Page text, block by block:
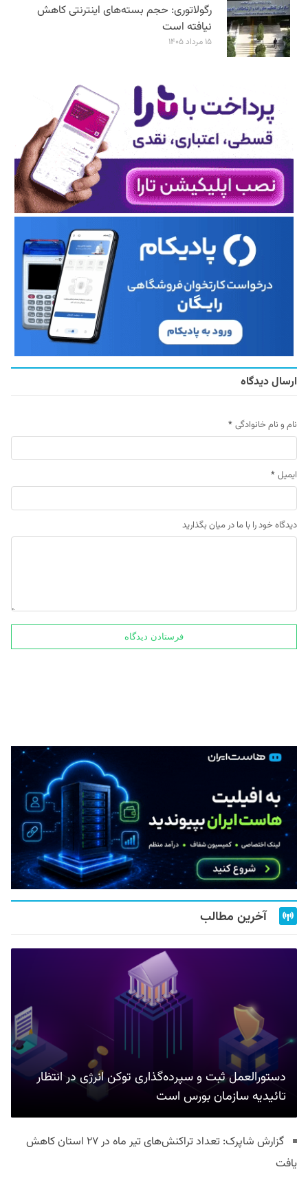
رگولاتوری: حجم بسته‌های اینترنتی کاهش
نیافته است
۱۵ مرداد ۱۴۰۵
ارسال دیدگاه
نام و نام خانوادگی *
ایمیل *
دیدگاه خود را با ما در میان بگذارید
آخرین مطالب
دستورالعمل ثبت و سپرده‌گذاری توکن انرژی در انتظار
تائیدیه سازمان بورس است
گزارش شاپرک: تعداد تراکنش‌های تیر ماه در ۲۷ استان‌ کاهش
یافت